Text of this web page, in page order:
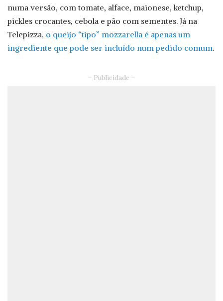
numa versão, com tomate, alface, maionese, ketchup,
pickles crocantes, cebola e pão com sementes. Já na
Telepizza, o queijo “tipo” mozzarella é apenas um
ingrediente que pode ser incluído num pedido comum.
– Publicidade –